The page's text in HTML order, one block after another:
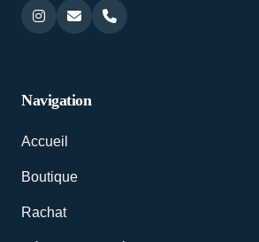
Navigation
Accueil
Boutique
Rachat